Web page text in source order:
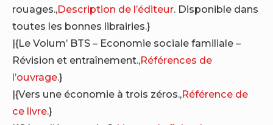
rouages.,Description de l’éditeur. Disponible dans
toutes les bonnes librairies.}
|{Le Volum’ BTS – Economie sociale familiale –
Révision et entraînement.,Références de
l’ouvrage.}
|{Vers une économie à trois zéros.,Référence de
ce livre.}